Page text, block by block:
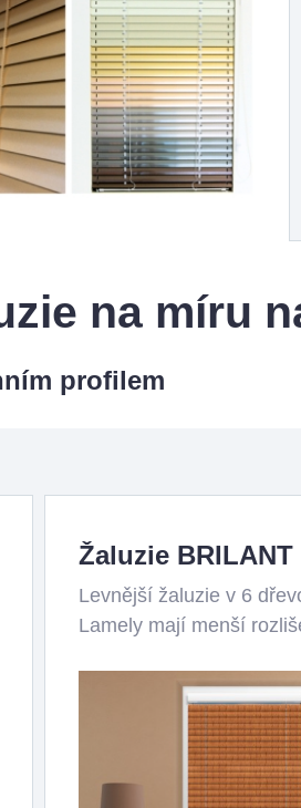
na míru
profilem
Žaluzie
Levnější žaluzie v 6
Lamely mají menší